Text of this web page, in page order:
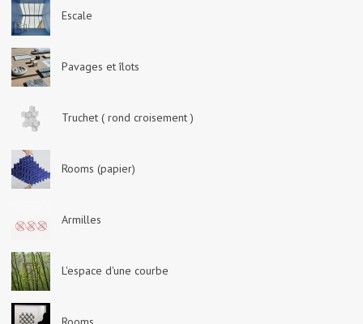
Escale
Pavages et îlots
Truchet ( rond croisement )
Rooms (papier)
Armilles
L'espace d'une courbe